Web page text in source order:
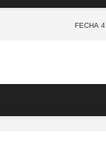
Fecha 4